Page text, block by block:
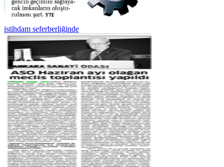
istihdam seferberliğinde